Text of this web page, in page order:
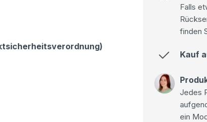
Falls
finden
Kauf
Jedes
ein